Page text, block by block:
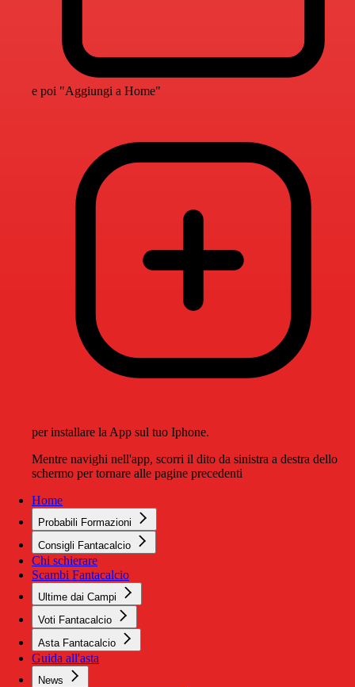
e poi "Aggiungi a Home"
per installare la App sul tuo Iphone.
Mentre navighi nell'app, scorri il dito da sinistra a destra dello
schermo per tornare alle pagine precedenti
Home
Probabili Formazioni
Consigli Fantacalcio
Chi schierare
Scambi Fantacalcio
Ultime dai Campi
Voti Fantacalcio
Asta Fantacalcio
Guida all'asta
News